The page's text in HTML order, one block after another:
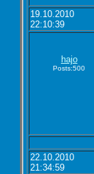
19.10.2010
22:10:39
hajo
Posts:500
22.10.2010
21:34:59